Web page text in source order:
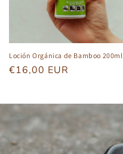
Loción Orgánica de Bamboo 200ml
Precio
€16,00 EUR